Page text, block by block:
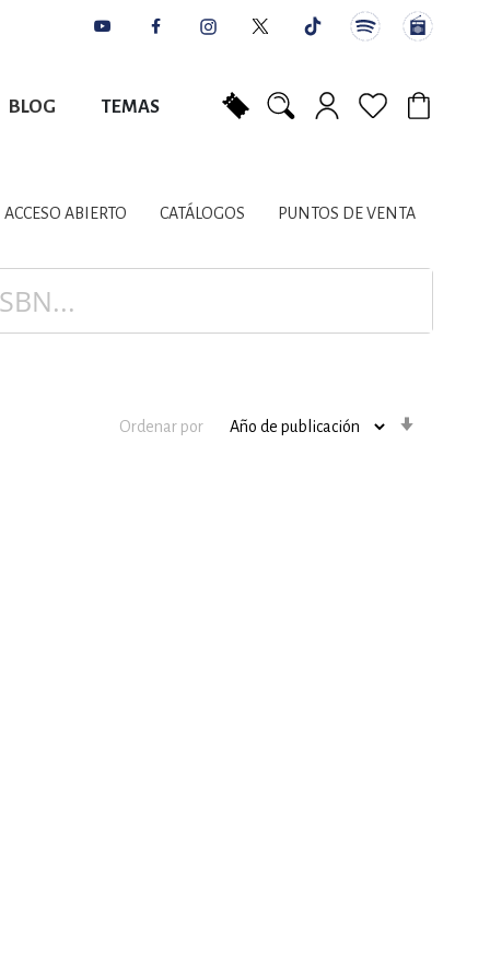
BLOG TEMAS
LITERARIOS
PLANIFICACIÓN
ACCESO ABIERTO CATÁLOGOS PUNTOS DE VENTA
Ordenar por